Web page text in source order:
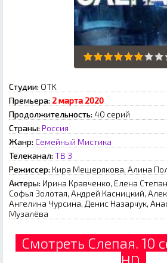
Студии: OTK
Премьера: 2 марта 2020
Продолжительность: 40 серий
Страны: Россия
Жанр: Семейный Мистика
Телеканал: ТВ 3
Режиссер: Кира Мещерякова, Алина
Актеры: Ирина Кравченко, Елена
Софья Золотая, Андрей Касницкий,
Ангелина Чурсина, Денис Назарчук,
Музалёва
Смотреть Слепая. 10